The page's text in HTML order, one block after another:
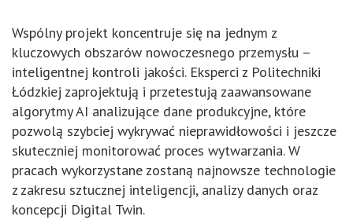
Wspólny projekt koncentruje się na jednym z
kluczowych obszarów nowoczesnego przemysłu –
inteligentnej kontroli jakości. Eksperci z Politechniki
Łódzkiej zaprojektują i przetestują zaawansowane
algorytmy AI analizujące dane produkcyjne, które
pozwolą szybciej wykrywać nieprawidłowości i jeszcze
skuteczniej monitorować proces wytwarzania. W
pracach wykorzystane zostaną najnowsze technologie
z zakresu sztucznej inteligencji, analizy danych oraz
koncepcji Digital Twin.